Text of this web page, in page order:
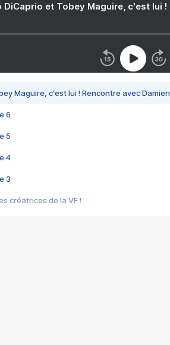
DiCaprio et Tobey Maguire, c'est lui
Maguire, c'est lui ! Rencontre avec
6
5
4
3
créatrices de la VF !